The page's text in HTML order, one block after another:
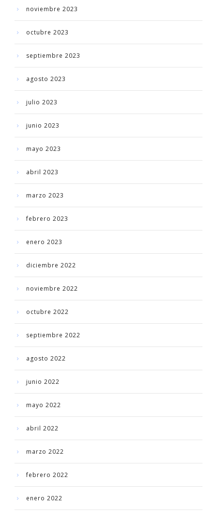
noviembre 2023
octubre 2023
septiembre 2023
agosto 2023
julio 2023
junio 2023
mayo 2023
abril 2023
marzo 2023
febrero 2023
enero 2023
diciembre 2022
noviembre 2022
octubre 2022
septiembre 2022
agosto 2022
junio 2022
mayo 2022
abril 2022
marzo 2022
febrero 2022
enero 2022